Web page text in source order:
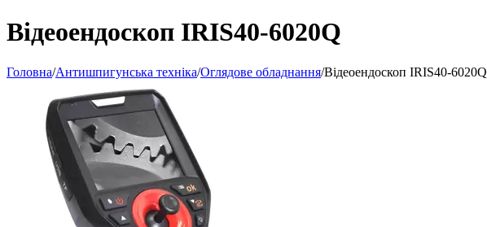
Відеоендоскоп IRIS40-6020Q
Головна/Антишпигунська техніка/Оглядове обладнання/Відеоендоскоп IRIS40-6020Q